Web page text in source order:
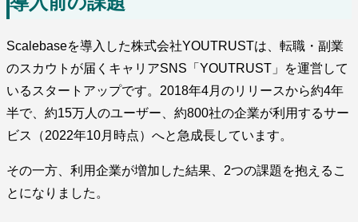
Scalebaseを導入した株式会社YOUTRUSTは、転職・副業
のスカウトが届くキャリアSNS「YOUTRUST」を運営して
いるスタートアップです。2018年4月のリリースから約4年
半で、約15万人のユーザー、約800社の企業が利用するサー
ビス（2022年10月時点）へと急成長しています。
その一方、利用企業が増加した結果、2つの課題を抱えるこ
とになりました。